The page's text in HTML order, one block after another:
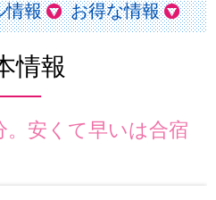
情報 お得な情報
情報
安くて早いは合宿